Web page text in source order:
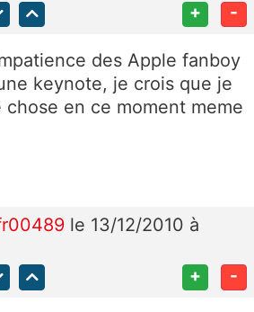
+ -
des Apple fanboy
keynote, je crois que je
chose en ce moment meme
le 13/12/2010 à
+ -